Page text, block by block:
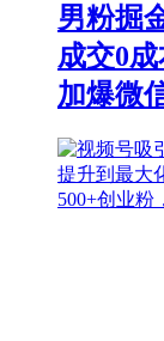
男粉掘
成交0
加爆微